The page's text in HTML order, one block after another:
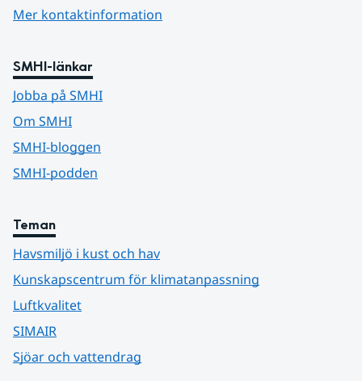
Mer kontaktinformation
SMHI-länkar
Jobba på SMHI
Om SMHI
SMHI-bloggen
SMHI-podden
Teman
Havsmiljö i kust och hav
Kunskapscentrum för klimatanpassning
Luftkvalitet
SIMAIR
Sjöar och vattendrag